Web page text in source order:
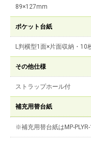
89×127mm
ポケット台紙
L判横型1面×片面収納・10
その他仕様
ストラップホール付
補充用替台紙
※補充用替台紙はMP-